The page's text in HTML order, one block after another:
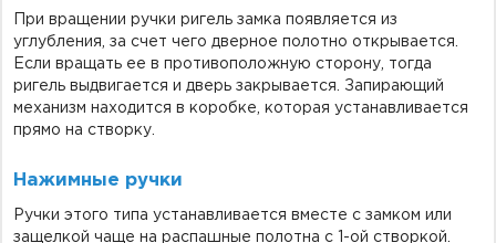
При вращении ручки ригель замка появляется из
углубления, за счет чего дверное полотно открывается.
Если вращать ее в противоположную сторону, тогда
ригель выдвигается и дверь закрывается. Запирающий
механизм находится в коробке, которая устанавливается
прямо на створку.
Нажимные ручки
Ручки этого типа устанавливается вместе с замком или
защелкой чаще на распашные полотна с 1-ой створкой.